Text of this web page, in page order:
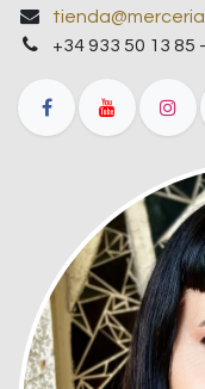
+34 933 50 13 85